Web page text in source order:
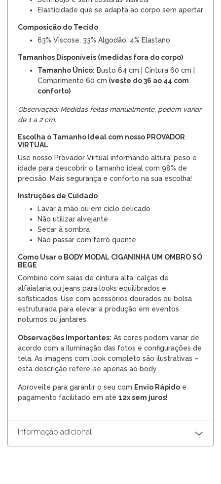
Elasticidade que se adapta ao corpo sem apertar
Composição do Tecido
63% Viscose, 33% Algodão, 4% Elastano
Tamanhos Disponíveis (medidas fora do corpo)
Tamanho Único: Busto 64 cm | Cintura 60 cm |
Comprimento 60 cm (veste do 36 ao 44 com
conforto)
Observação: Medidas feitas manualmente, podem variar
de 1 a 2 cm.
Escolha o Tamanho Ideal com nosso PROVADOR
VIRTUAL
Use nosso Provador Virtual informando altura, peso e
idade para descobrir o tamanho ideal com 98% de
precisão. Mais segurança e conforto na sua escolha!
Instruções de Cuidado
Lavar à mão ou em ciclo delicado
Não utilizar alvejante
Secar à sombra
Não passar com ferro quente
Como Usar o BODY MODAL CIGANINHA UM OMBRO SÓ
BEGE
Combine com saias de cintura alta, calças de
alfaiataria ou jeans para looks equilibrados e
sofisticados. Use com acessórios dourados ou bolsa
estruturada para elevar a produção em eventos
noturnos ou jantares.
Observações Importantes: As cores podem variar de
acordo com a iluminação das fotos e configurações de
tela. As imagens com look completo são ilustrativas –
esta descrição refere-se apenas ao body.
Aproveite para garantir o seu com Envio Rápido e
pagamento facilitado em até 12x sem juros!
Informação adicional